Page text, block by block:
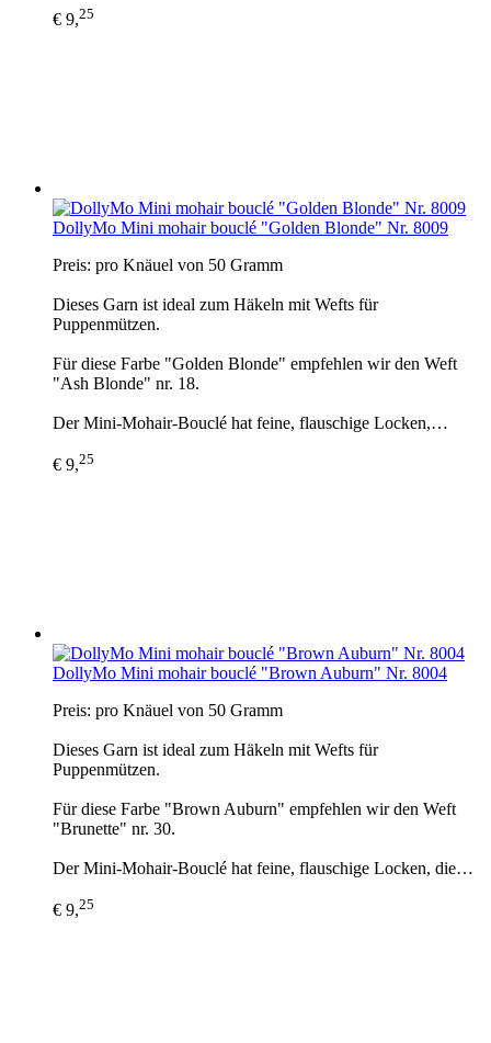
€ 9,25
DollyMo Mini mohair bouclé "Golden Blonde" Nr. 8009
Preis: pro Knäuel von 50 Gramm
Dieses Garn ist ideal zum Häkeln mit Wefts für
Puppenmützen.
Für diese Farbe "Golden Blonde" empfehlen wir den Weft
"Ash Blonde" nr. 18.
Der Mini-Mohair-Bouclé hat feine, flauschige Locken,…
€ 9,25
DollyMo Mini mohair bouclé "Brown Auburn" Nr. 8004
Preis: pro Knäuel von 50 Gramm
Dieses Garn ist ideal zum Häkeln mit Wefts für
Puppenmützen.
Für diese Farbe "Brown Auburn" empfehlen wir den Weft
"Brunette" nr. 30.
Der Mini-Mohair-Bouclé hat feine, flauschige Locken, die…
€ 9,25